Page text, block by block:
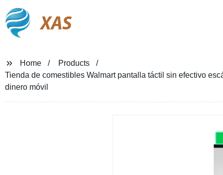
XAS
Home
Products
Tienda de comestibles Walmart pantalla táctil sin efectivo
dinero móvil